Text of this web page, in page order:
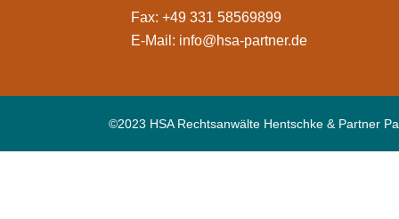
Fax: +49 331 58569899
E-Mail: info@hsa-partner.de
©2023 HSA Rechtsanwälte Hentschke & Partner